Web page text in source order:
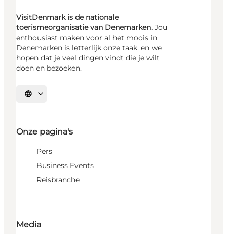
VisitDenmark is de nationale
toerismeorganisatie van Denemarken. Jou
enthousiast maken voor al het moois in
Denemarken is letterlijk onze taak, en we
hopen dat je veel dingen vindt die je wilt
doen en bezoeken.
Selecteer taal
Onze pagina's
Pers
Business Events
Reisbranche
Media